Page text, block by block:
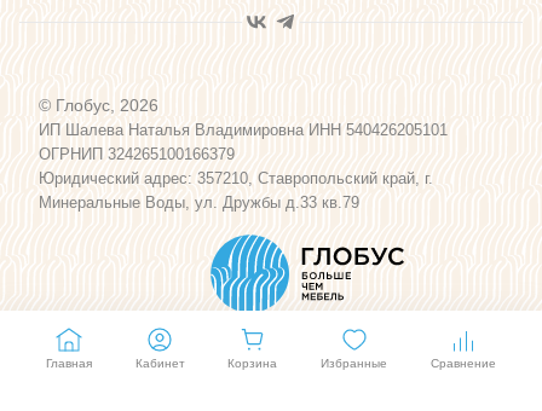
Программа лояльности
Карта сайта
© Глобус, 2026
ИП Шалева Наталья Владимировна ИНН 540426205101
ОГРНИП 324265100166379
Юридический адрес: 357210, Ставропольский край, г.
Минеральные Воды, ул. Дружбы д.33 кв.79
Главная Кабинет Корзина Избранные Сравнение